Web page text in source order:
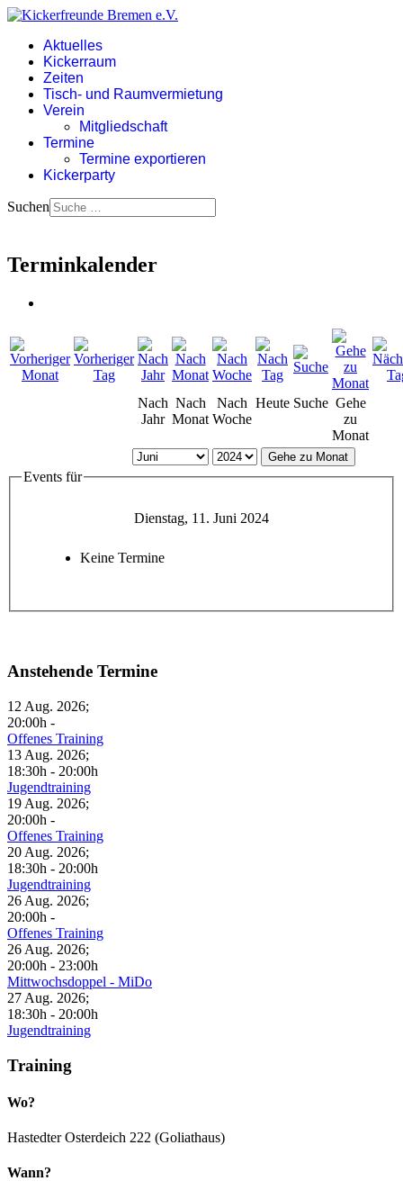
Aktuelles
Kickerraum
Zeiten
Tisch- und Raumvermietung
Verein
Mitgliedschaft
Termine
Termine exportieren
Kickerparty
Suchen
Terminkalender
Nach
Jahr
Nach
Monat
Nach
Woche
Heute Suche Gehe
zu
Monat
Gehe zu Monat
Events für
Dienstag, 11. Juni 2024
Keine Termine
Anstehende Termine
12 Aug. 2026;
20:00h -
Offenes Training
13 Aug. 2026;
18:30h - 20:00h
Jugendtraining
19 Aug. 2026;
20:00h -
Offenes Training
20 Aug. 2026;
18:30h - 20:00h
Jugendtraining
26 Aug. 2026;
20:00h -
Offenes Training
26 Aug. 2026;
20:00h - 23:00h
Mittwochsdoppel - MiDo
27 Aug. 2026;
18:30h - 20:00h
Jugendtraining
Training
Wo?
Hastedter Osterdeich 222 (Goliathaus)
Wann?